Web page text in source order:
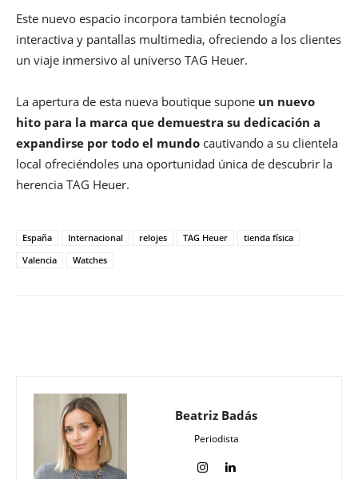
Este nuevo espacio incorpora también tecnología
interactiva y pantallas multimedia, ofreciendo a los clientes
un viaje inmersivo al universo TAG Heuer.
La apertura de esta nueva boutique supone un nuevo
hito para la marca que demuestra su dedicación a
expandirse por todo el mundo cautivando a su clientela
local ofreciéndoles una oportunidad única de descubrir la
herencia TAG Heuer.
España Internacional relojes TAG Heuer
tienda física
Valencia
Watches
Beatriz Badás
Periodista